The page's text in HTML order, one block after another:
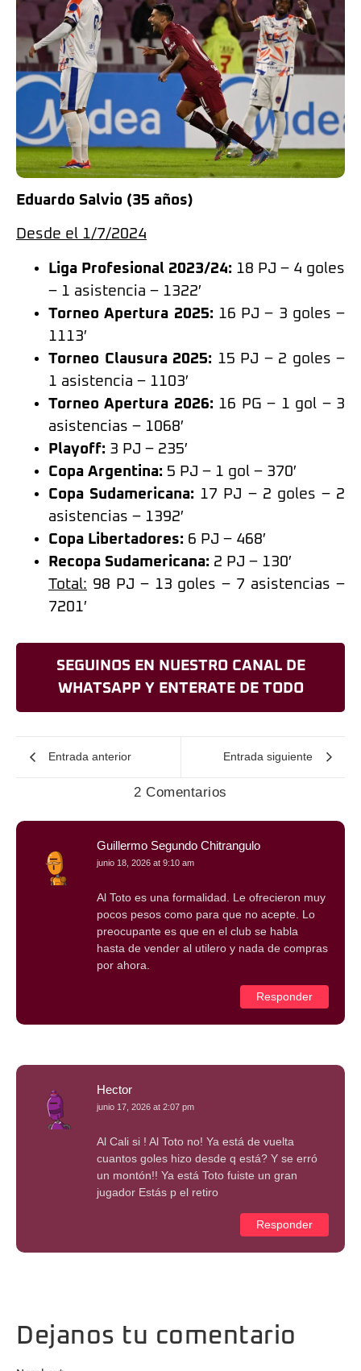
Eduardo Salvio (35 años)
Desde el 1/7/2024
Liga Profesional 2023/24: 18 PJ – 4 goles
– 1 asistencia – 1322′
Torneo Apertura 2025: 16 PJ – 3 goles –
1113′
Torneo Clausura 2025: 15 PJ – 2 goles –
1 asistencia – 1103′
Torneo Apertura 2026: 16 PG – 1 gol – 3
asistencias – 1068′
Playoff: 3 PJ – 235′
Copa Argentina: 5 PJ – 1 gol – 370′
Copa Sudamericana: 17 PJ – 2 goles – 2
asistencias – 1392′
Copa Libertadores: 6 PJ – 468′
Recopa Sudamericana: 2 PJ – 130′
Total: 98 PJ – 13 goles – 7 asistencias –
7201′
SEGUINOS EN NUESTRO CANAL DE
WHATSAPP Y ENTERATE DE TODO
Entrada anterior Entrada siguiente
2 Comentarios
Guillermo Segundo Chitrangulo
junio 18, 2026 at 9:10 am
Al Toto es una formalidad. Le ofrecieron muy
pocos pesos como para que no acepte. Lo
preocupante es que en el club se habla
hasta de vender al utilero y nada de compras
por ahora.
Responder
Hector
junio 17, 2026 at 2:07 pm
Al Cali si ! Al Toto no! Ya está de vuelta
cuantos goles hizo desde q está? Y se erró
un montón!! Ya está Toto fuiste un gran
jugador Estás p el retiro
Responder
Dejanos tu comentario